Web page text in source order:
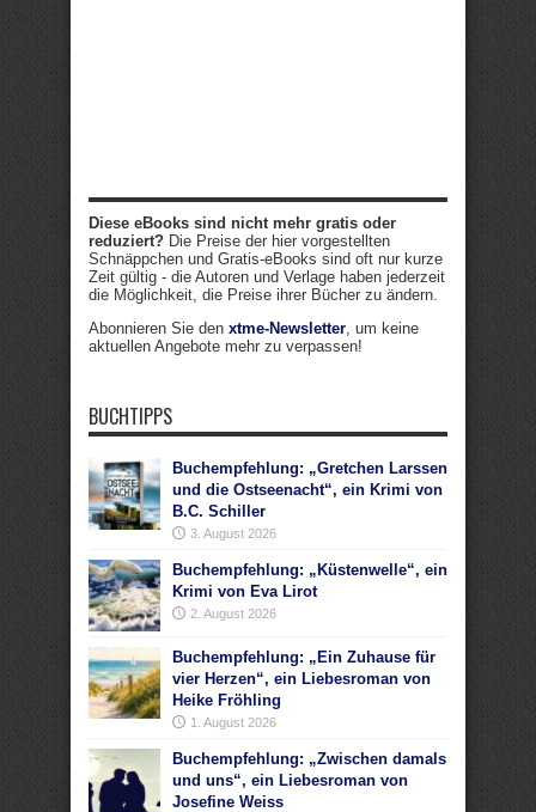
Diese eBooks sind nicht mehr gratis oder
reduziert? Die Preise der hier vorgestellten
Schnäppchen und Gratis-eBooks sind oft nur kurze
Zeit gültig - die Autoren und Verlage haben jederzeit
die Möglichkeit, die Preise ihrer Bücher zu ändern.
Abonnieren Sie den xtme-Newsletter, um keine
aktuellen Angebote mehr zu verpassen!
BUCHTIPPS
Buchempfehlung: „Gretchen Larssen
und die Ostseenacht“, ein Krimi von
B.C. Schiller
3. August 2026
Buchempfehlung: „Küstenwelle“, ein
Krimi von Eva Lirot
2. August 2026
Buchempfehlung: „Ein Zuhause für
vier Herzen“, ein Liebesroman von
Heike Fröhling
1. August 2026
Buchempfehlung: „Zwischen damals
und uns“, ein Liebesroman von
Josefine Weiss